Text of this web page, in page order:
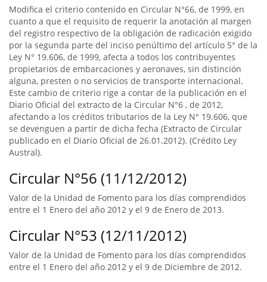
Modifica el criterio contenido en Circular N°66, de 1999, en
cuanto a que el requisito de requerir la anotación al margen
del registro respectivo de la obligación de radicación exigido
por la segunda parte del inciso penúltimo del artículo 5° de la
Ley N° 19.606, de 1999, afecta a todos los contribuyentes
propietarios de embarcaciones y aeronaves, sin distinción
alguna, presten o no servicios de transporte internacional.
Este cambio de criterio rige a contar de la publicación en el
Diario Oficial del extracto de la Circular N°6 , de 2012,
afectando a los créditos tributarios de la Ley N° 19.606, que
se devenguen a partir de dicha fecha (Extracto de Circular
publicado en el Diario Oficial de 26.01.2012). (Crédito Ley
Austral).
Circular N°56 (11/12/2012)
Valor de la Unidad de Fomento para los días comprendidos
entre el 1 Enero del año 2012 y el 9 de Enero de 2013.
Circular N°53 (12/11/2012)
Valor de la Unidad de Fomento para los días comprendidos
entre el 1 Enero del año 2012 y el 9 de Diciembre de 2012.